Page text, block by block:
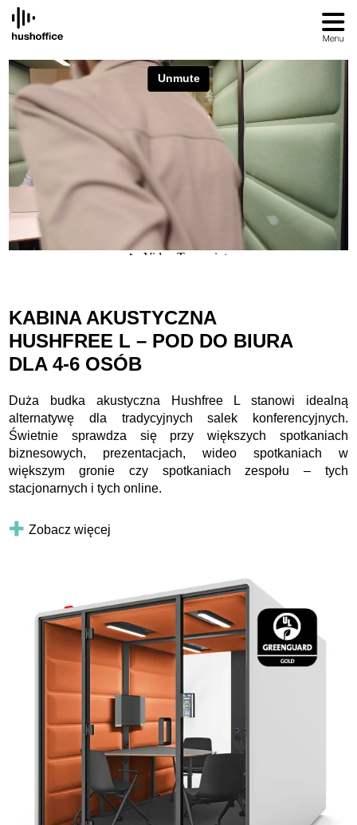
SKIP
CONTENT
KABINA AKUSTYCZNA
HUSHFREE L – POD DO BIURA
DLA 4-6 OSÓB
Duża budka akustyczna Hushfree L stanowi idealną
alternatywę dla tradycyjnych salek konferencyjnych.
Świetnie sprawdza się przy większych spotkaniach
biznesowych, prezentacjach, wideo spotkaniach w
większym gronie czy spotkaniach zespołu – tych
stacjonarnych i tych online.
Zobacz więcej